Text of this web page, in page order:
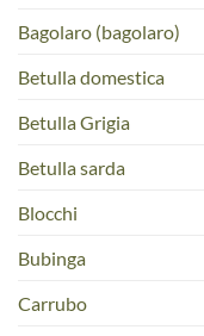
Bagolaro (bagolaro)
Betulla domestica
Betulla Grigia
Betulla sarda
Blocchi
Bubinga
Carrubo